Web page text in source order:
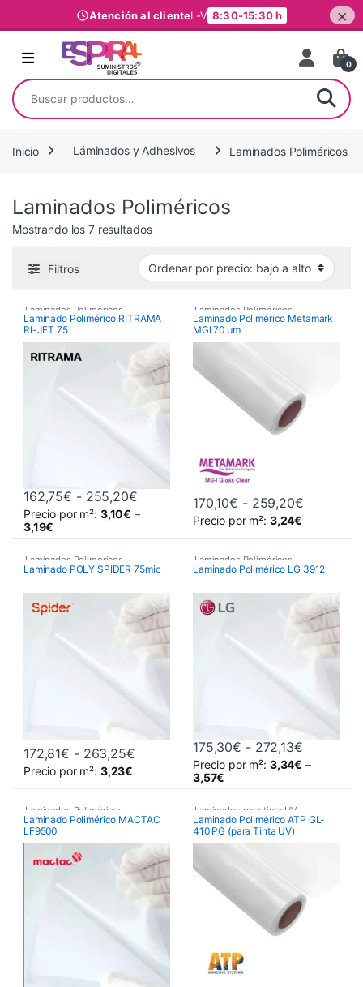
Atención al clienteL-V 8:30-15:30 h ×
Ir al contenido
0
Buscar por:
Inicio Láminados y Adhesivos Laminados Poliméricos
Laminados Poliméricos
Mostrando los 7 resultadosOrdenado por precio: bajo a alto
Filtros
Laminados Poliméricos
Láminados y Adhesivos
Laminado Polimérico RITRAMA
RI-JET 75
162,75€ - 255,20€Rango de precios: desde 162,75€
Precio por m²: 3,10€ –
3,19€
Este producto tiene múltiples variantes. Las opciones se
Laminados Poliméricos
Láminados y Adhesivos
Laminado Polimérico Metamark
MGI 70 μm
170,10€ - 259,20€Rango
Precio por m²: 3,24€
Este producto tiene múltiples
Laminados Poliméricos
Laminado POLY SPIDER 75mic
172,81€ - 263,25€Rango de precios: desde 172,81€
Precio por m²: 3,23€
Este producto tiene múltiples variantes. Las opciones se
Laminados Poliméricos
Laminado Polimérico LG 3912
175,30€ - 272,13€Rango
Precio por m²: 3,34€ –
3,57€
Este producto tiene múltiples
Laminados Poliméricos
Láminados y Adhesivos
Laminado Polimérico MACTAC
LF9500
Laminados para tinta UV
Laminados Poliméricos
Láminados y Adhesivos
Laminado Polimérico ATP GL-
410 PG (para Tinta UV)